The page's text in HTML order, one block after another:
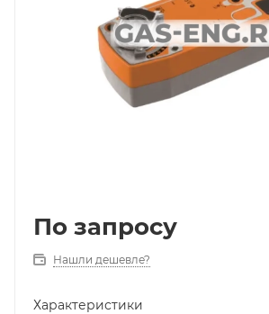
По запросу
Нашли дешевле?
Характеристики